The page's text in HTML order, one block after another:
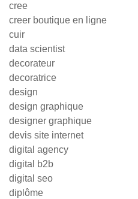
cree
creer boutique en ligne
cuir
data scientist
decorateur
decoratrice
design
design graphique
designer graphique
devis site internet
digital agency
digital b2b
digital seo
diplôme